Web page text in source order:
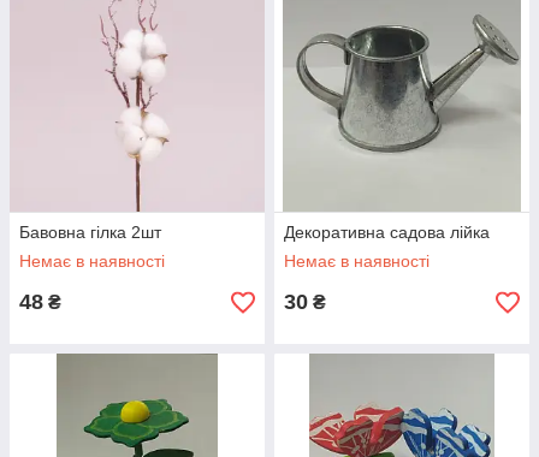
Бавовна гілка 2шт
Немає в наявності
48 ₴
Декоративна садова лійка
Немає в наявності
30 ₴